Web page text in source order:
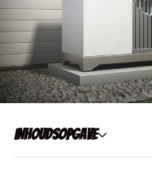
Inhoudsopgave